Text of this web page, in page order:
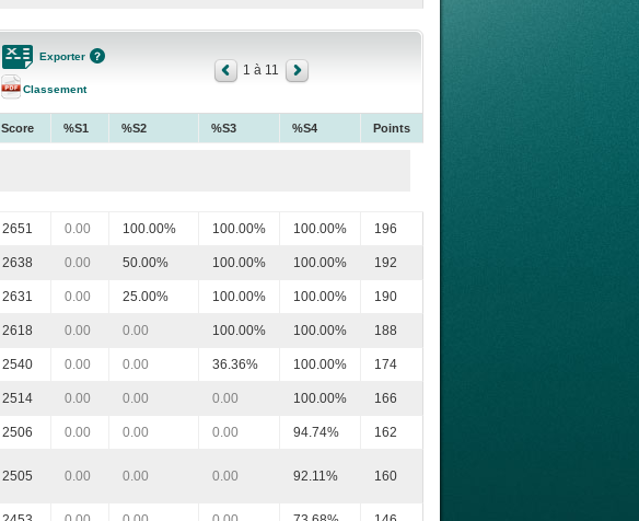
Exporter
Classement
1 à 11
Score %S1 %S2 %S3 %S4 Points
2651 0.00 100.00% 100.00% 100.00% 196
2638 0.00 50.00% 100.00% 100.00% 192
2631 0.00 25.00% 100.00% 100.00% 190
2618 0.00 0.00 100.00% 100.00% 188
2540 0.00 0.00 36.36% 100.00% 174
2514 0.00 0.00 0.00 100.00% 166
2506 0.00 0.00 0.00 94.74% 162
2505 0.00 0.00 0.00 92.11% 160